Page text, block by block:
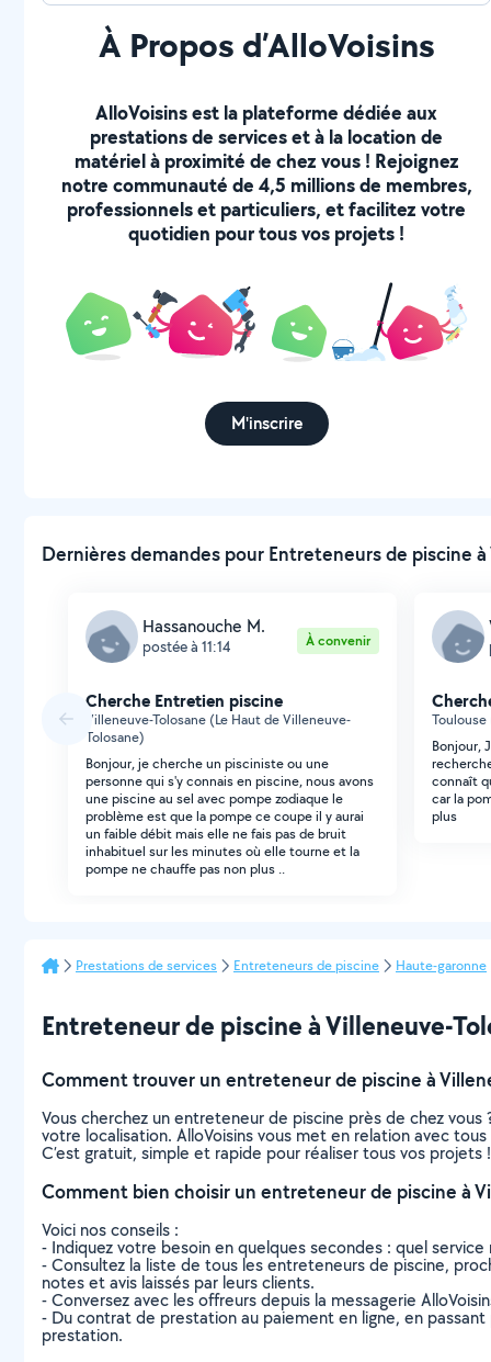
À Propos d’AlloVoisins
AlloVoisins est la plateforme dédiée aux
prestations de services et à la location de
matériel à proximité de chez vous ! Rejoignez
notre communauté de 4,5 millions de membres,
professionnels et particuliers, et facilitez votre
quotidien pour tous vos projets !
M'inscrire
Dernières demandes pour Entreteneurs de piscine
Hassanouche M.
postée à 11:14 À convenir
Cherche Entretien piscine
Villeneuve-Tolosane (Le Haut de Villeneuve-
Tolosane)
Bonjour, je cherche un pisciniste ou une
personne qui s'y connais en piscine, nous avons
une piscine au sel avec pompe zodiaque le
problème est que la pompe ce coupe il y aurai
un faible débit mais elle ne fais pas de bruit
inhabituel sur les minutes où elle tourne et la
pompe ne chauffe pas non plus ..
Bonjour,
connaît
car la
plus
Prestations de services Entreteneurs de piscine Haute-garonne
Entreteneur de piscine à Villeneuve-
Comment trouver un entreteneur de piscine à
Vous cherchez un entreteneur de piscine près de chez
votre localisation. AlloVoisins vous met en relation avec
C’est gratuit, simple et rapide pour réaliser tous vos projets !
Comment bien choisir un entreteneur de piscine à
Voici nos conseils :
- Indiquez votre besoin en quelques secondes : quel
- Consultez la liste de tous les entreteneurs de piscine,
notes et avis laissés par leurs clients.
- Conversez avec les offreurs depuis la messagerie
- Du contrat de prestation au paiement en ligne, en
prestation.